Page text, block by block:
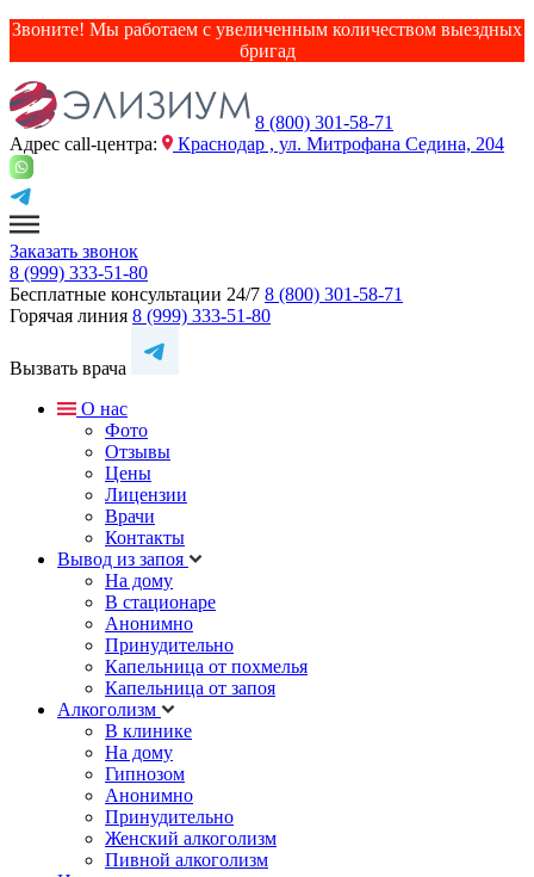
Звоните! Мы работаем с увеличенным количеством выездных
бригад
8 (800) 301-58-71
Адрес сall-центра:
Краснодар , ул. Митрофана Седина, 204
Заказать звонок
8 (999) 333-51-80
Бесплатные консультации 24/7 8 (800) 301-58-71
Горячая линия 8 (999) 333-51-80
Вызвать врача
О нас
Фото
Отзывы
Цены
Лицензии
Врачи
Контакты
Вывод из запоя
На дому
В стационаре
Анонимно
Принудительно
Капельница от похмелья
Капельница от запоя
Алкоголизм
В клинике
На дому
Гипнозом
Анонимно
Принудительно
Женский алкоголизм
Пивной алкоголизм